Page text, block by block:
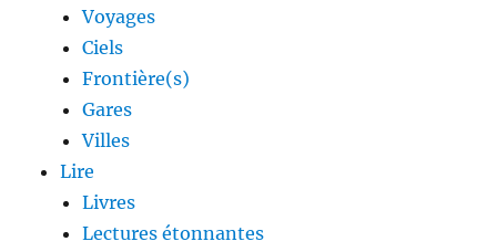
Voyages
Ciels
Frontière(s)
Gares
Villes
Lire
Livres
Lectures étonnantes